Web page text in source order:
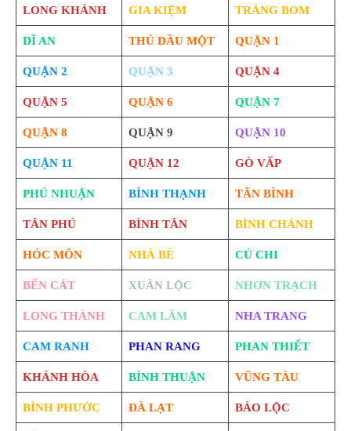
LONG KHÁNH GIA KIỆM TRẢNG BOM
DĨ AN THỦ DẦU MỘT QUẬN 1
QUẬN 2 QUẬN 3 QUẬN 4
QUẬN 5 QUẬN 6 QUẬN 7
QUẬN 8 QUẬN 9 QUẬN 10
QUẬN 11 QUẬN 12 GÒ VẤP
PHÚ NHUẬN BÌNH THẠNH TÂN BÌNH
TÂN PHÚ BÌNH TÂN BÌNH CHÁNH
HÓC MÔN NHÀ BÈ CỦ CHI
BẾN CÁT XUÂN LỘC NHƠN TRẠCH
LONG THÀNH CAM LÂM NHA TRANG
CAM RANH PHAN RANG PHAN THIẾT
KHÁNH HÒA BÌNH THUẬN VŨNG TÀU
BÌNH PHƯỚC ĐÀ LẠT BẢO LỘC